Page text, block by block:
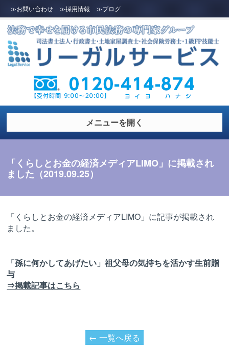
≫お問い合わせ ≫採用情報 ≫ブログ
メニューを開く
「くらしとお金の経済メディアLIMO」に掲載され
ました（2019.09.25）
「くらしとお金の経済メディアLIMO」に記事が掲載され
ました。
「孫に何かしてあげたい」祖父母の気持ちを活かす生前贈
与
⇒掲載記事はこちら
← 一覧へ戻る